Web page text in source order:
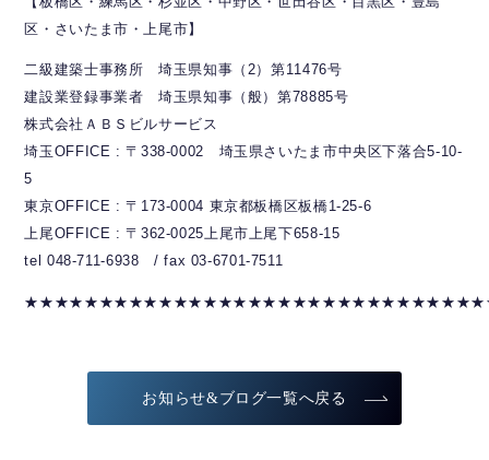
区・さいたま市・上尾市】
二級建築士事務所 埼玉県知事（2）第11476号
建設業登録事業者 埼玉県知事（般）第78885号
株式会社ＡＢＳビルサービス
埼玉OFFICE : 〒338-0002 埼玉県さいたま市中央区下落合5-10-
5
東京OFFICE : 〒173-0004 東京都板橋区板橋1-25-6
上尾OFFICE : 〒362-0025上尾市上尾下658-15
tel 048-711-6938 / fax 03-6701-7511
お知らせ&ブログ一覧へ戻る